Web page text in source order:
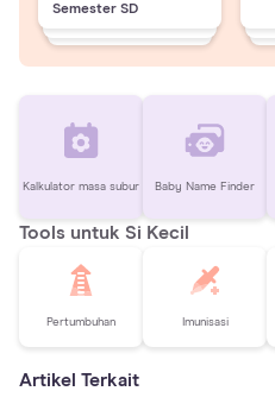
Semester SD
Kalkulator masa subur Baby Name Finder
Tools untuk Si Kecil
Pertumbuhan Imunisasi
Artikel Terkait